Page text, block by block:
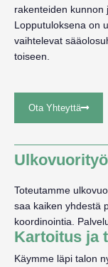
rakenteiden kunnon
Lopputuloksena on
vaihtelevat
toiseen.
Ota Yhteyttä
Toteutamme
saa kaiken yhdestä
koordinointia.
Kartoitus ja
Käymme läpi talon